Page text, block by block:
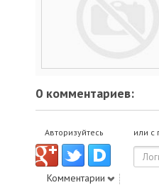
0 комментариев:
Авторизуйтесь или с
Комментарии